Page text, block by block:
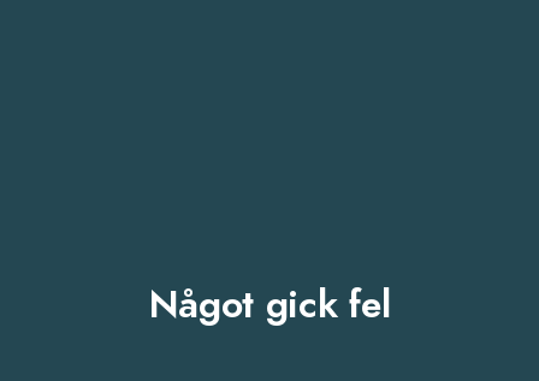
Något gick fel